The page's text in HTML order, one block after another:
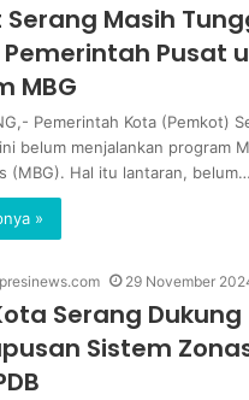
Serang Masih
Pusat
MBG
Pemerintah Kota (Pemkot)
belum menjalankan program
(MBG). Hal itu lantaran, belum…
»
29 November
Serang Dukung
Sistem